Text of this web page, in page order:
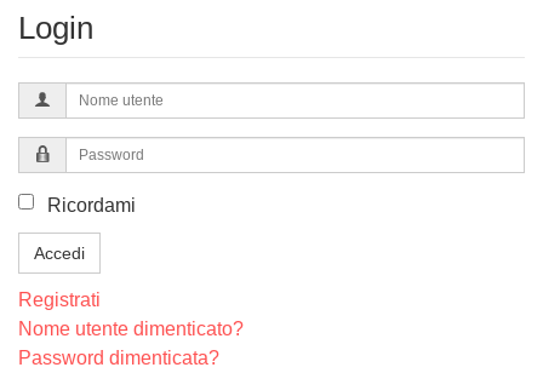
Login
Nome
utente
Password
Ricordami
Accedi
Registrati
Nome utente dimenticato?
Password dimenticata?